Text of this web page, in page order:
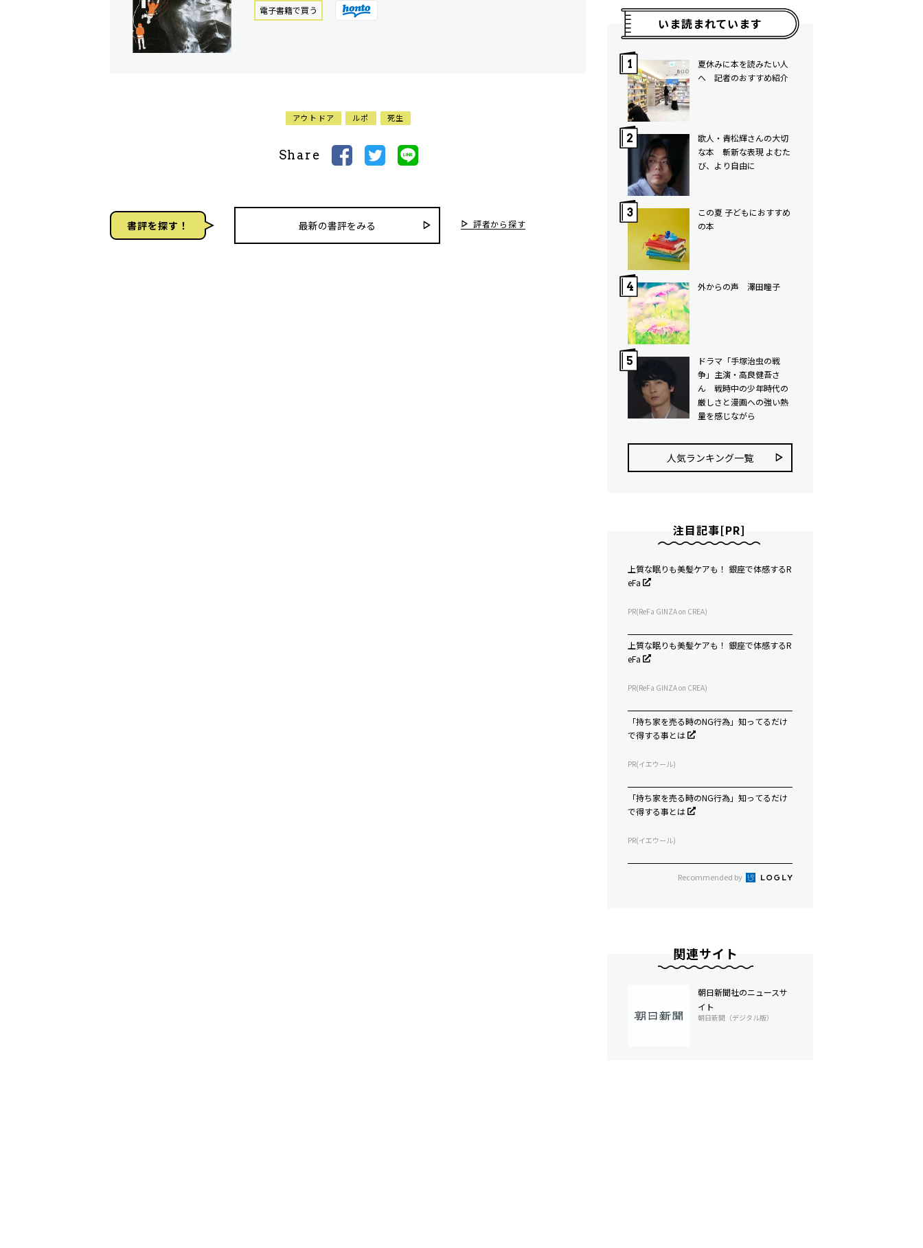
電⼦書籍で買う
アウトドア ルポ 死生
Share
書評を探す！ 最新の書評をみる 評者から探す
いま読まれています
夏休みに本を読みたい人
へ 記者のおすすめ紹介
歌人・青松輝さんの大切
な本 斬新な表現 よむた
び、より自由に
この夏 子どもにおすすめ
の本
外からの声 澤田瞳子
ドラマ「手塚治虫の戦
争」主演・高良健吾さ
ん 戦時中の少年時代の
厳しさと漫画への強い熱
量を感じながら
人気ランキング⼀覧
注目記事[PR]
上質な眠りも美髪ケアも！ 銀座で体感するR
eFa
PR(ReFa GINZA on CREA)
上質な眠りも美髪ケアも！ 銀座で体感するR
eFa
PR(ReFa GINZA on CREA)
「持ち家を売る時のNG行為」知ってるだけ
で得する事とは
PR(イエウール)
「持ち家を売る時のNG行為」知ってるだけ
で得する事とは
PR(イエウール)
Recommended by
関連サイト
朝日新聞社のニュースサ
イト
朝日新聞（デジタル版）